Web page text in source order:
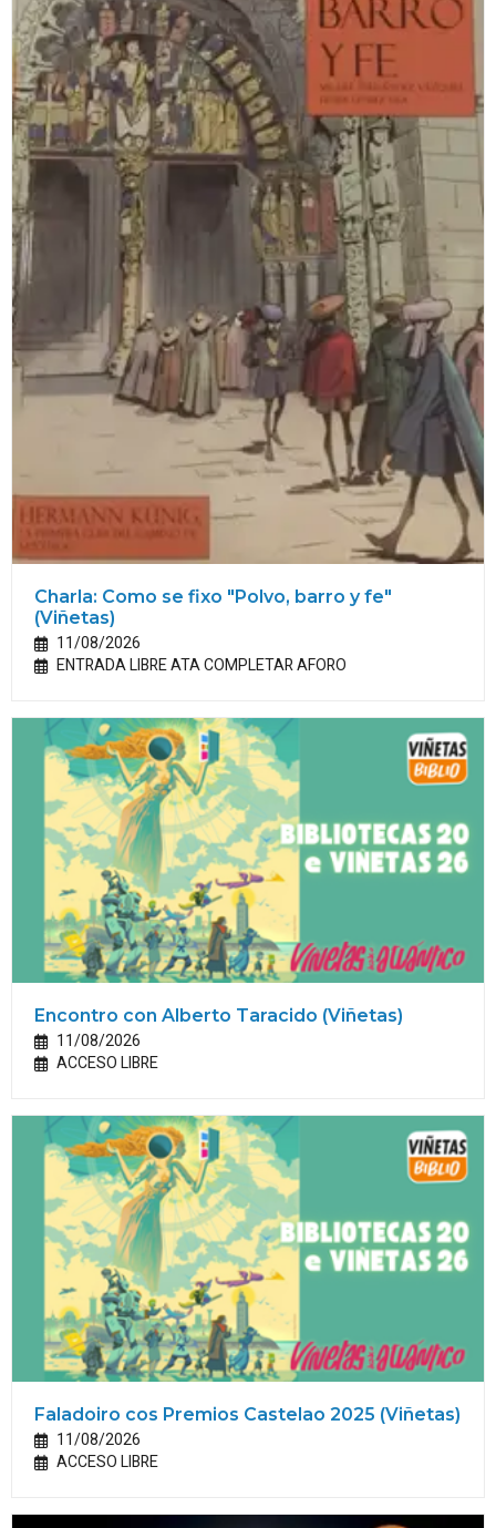
Charla: Como se fixo "Polvo, barro y fe"
(Viñetas)
11/08/2026
ENTRADA LIBRE ATA COMPLETAR AFORO
Encontro con Alberto Taracido (Viñetas)
11/08/2026
ACCESO LIBRE
Faladoiro cos Premios Castelao 2025 (Viñetas)
11/08/2026
ACCESO LIBRE